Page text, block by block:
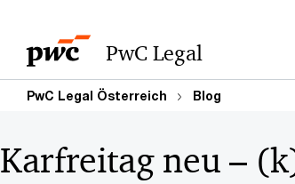
PwC Legal
PwC Legal Österreich Blog
Karfreitag neu –